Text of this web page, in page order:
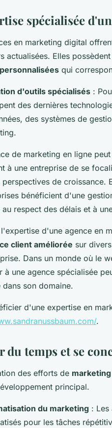
spécialisée
en marketing digital
actualisées. Elles
qui
d'outils spécialisés :
des dernières
des systèmes de
de marketing en ligne
à une entreprise de se
perspectives de croissance.
bénéficient d'une
respect des délais et à
d'une agence en
client améliorée sur
Dans un monde où le
à une agence spécialisée
dans son domaine.
d'une expertise en
.
du temps et se
des efforts de
principal.
du marketing : Les
pour les tâches